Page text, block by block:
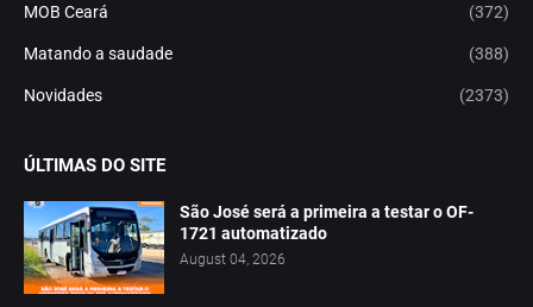
MOB Ceará (372)
Matando a saudade (388)
Novidades (2373)
ÚLTIMAS DO SITE
São José será a primeira a testar o OF-
1721 automatizado
August 04, 2026